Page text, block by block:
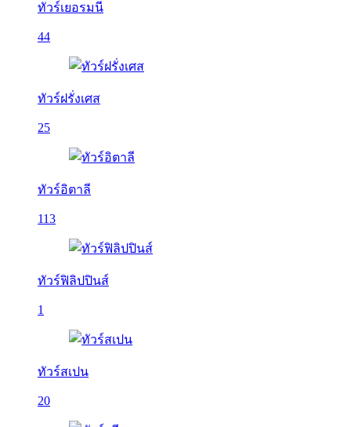
ทัวร์เยอรมนี
44
ทัวร์ฝรั่งเศส
25
ทัวร์อิตาลี
113
ทัวร์ฟิลิปปินส์
1
ทัวร์สเปน
20